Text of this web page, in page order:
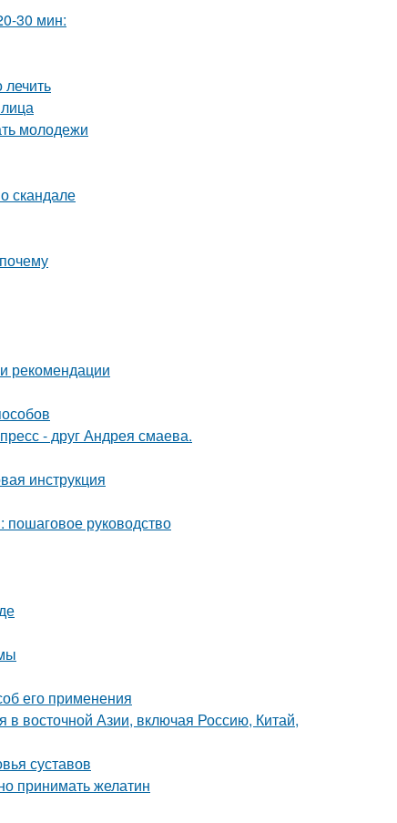
30 мин:
молодежи
скандале
рекомендации
- друг Андрея смаева.
инструкция
руководство
его применения
восточной Азии, включая Россию, Китай,
суставов
принимать желатин